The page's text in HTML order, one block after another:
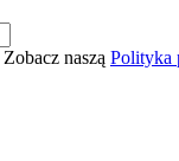
naszą Polityka